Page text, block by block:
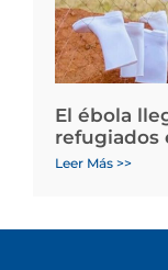
El ébola
refugiados
Leer Más >>